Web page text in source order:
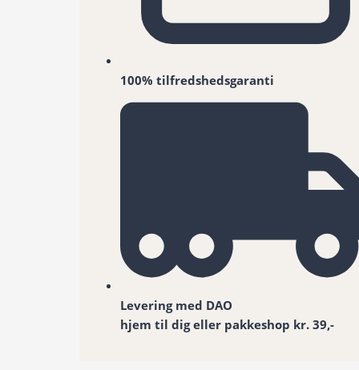
100% tilfredshedsgaranti
Levering med DAO
hjem til dig eller pakkeshop kr. 39,-